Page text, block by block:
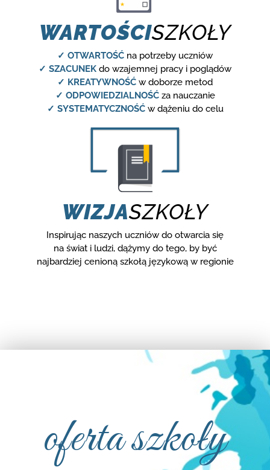
WARTOŚCISZKOŁY
✓ OTWARTOŚĆ na potrzeby uczniów
✓ SZACUNEK do wzajemnej pracy i poglądów
✓ KREATYWNOŚĆ w doborze metod
✓ ODPOWIEDZIALNOŚĆza nauczanie
✓ SYSTEMATYCZNOŚĆw dążeniu do celu
WIZJASZKOŁY
Inspirując naszych uczniów do otwarcia się
na świat i ludzi, dążymy do tego, by być
najbardziej cenioną szkołą językową w regionie
oferta szkoły